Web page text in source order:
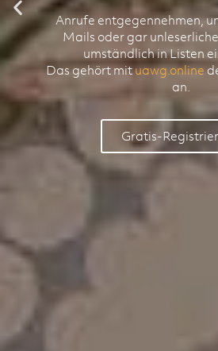
Anrufe entgegennehmen,
Mails oder gar
umständlich in Listen
Das gehört mituawg.online
an.
Gratis-